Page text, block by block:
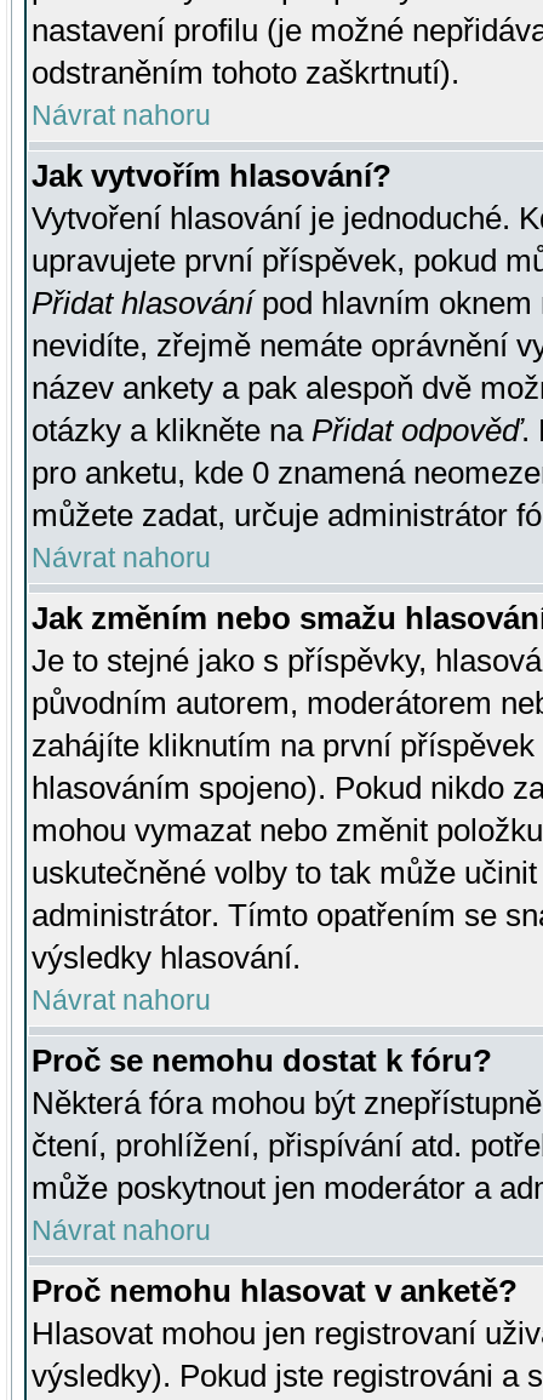
nastavení profilu (je možné
odstraněním tohoto zaškrtnutí).
Návrat nahoru
Jak vytvořím hlasování?
Vytvoření hlasování je jednoduché.
upravujete první příspěvek, pokud
Přidat hlasovánípod hlavním oknem
nevidíte, zřejmě nemáte oprávnění
název ankety a pak alespoň dvě
otázky a klikněte na Přidat odpověď.
pro anketu, kde 0 znamená
můžete zadat, určuje administrátor
Návrat nahoru
Jak změním nebo smažu
Je to stejné jako s příspěvky,
původním autorem, moderátorem
zahájíte kliknutím na první
hlasováním spojeno). Pokud nikdo
mohou vymazat nebo změnit
uskutečněné volby to tak může
administrátor. Tímto opatřením se
výsledky hlasování.
Návrat nahoru
Proč se nemohu dostat k fóru?
Některá fóra mohou být
čtení, prohlížení, přispívání atd.
může poskytnout jen moderátor a
Návrat nahoru
Proč nemohu hlasovat v anketě?
Hlasovat mohou jen registrovaní
výsledky). Pokud jste registrováni a